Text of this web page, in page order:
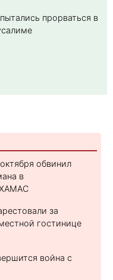
прорваться в
обвинил
в
за
гостинице
война с